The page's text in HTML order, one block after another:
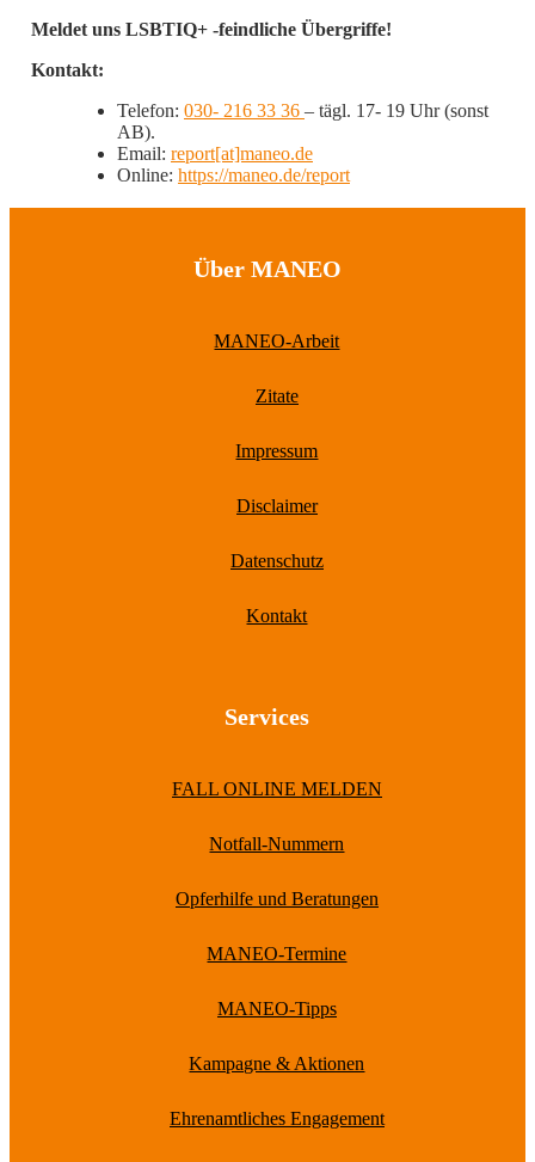
Meldet uns LSBTIQ+ -feindliche Übergriffe!
Kontakt:
Telefon: 030- 216 33 36 – tägl. 17- 19 Uhr (sonst
AB).
Email: report[at]maneo.de
Online: https://maneo.de/report
Über MANEO
MANEO-Arbeit
Zitate
Impressum
Disclaimer
Datenschutz
Kontakt
Services
FALL ONLINE MELDEN
Notfall-Nummern
Opferhilfe und Beratungen
MANEO-Termine
MANEO-Tipps
Kampagne & Aktionen
Ehrenamtliches Engagement